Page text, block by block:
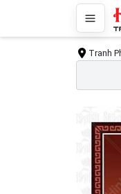
Tranh